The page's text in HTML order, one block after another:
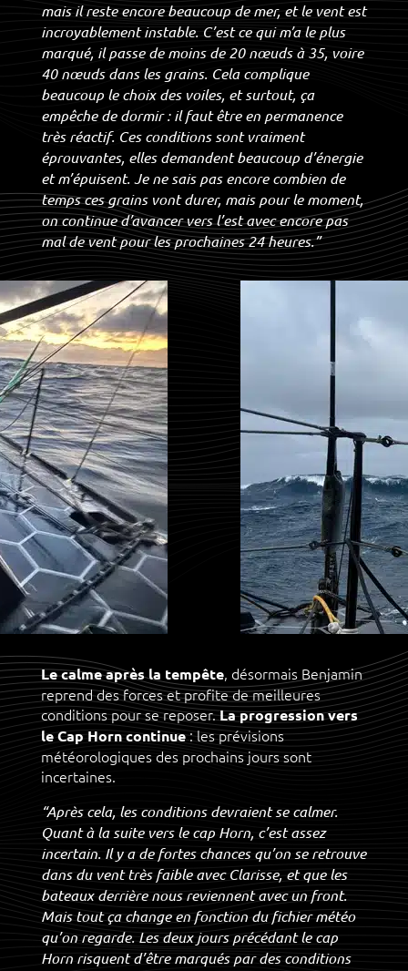
mais il reste encore beaucoup de mer, et le vent est
incroyablement instable. C’est ce qui m’a le plus
marqué, il passe de moins de 20 nœuds à 35, voire
40 nœuds dans les grains. Cela complique
beaucoup le choix des voiles, et surtout, ça
empêche de dormir : il faut être en permanence
très réactif. Ces conditions sont vraiment
éprouvantes, elles demandent beaucoup d’énergie
et m’épuisent. Je ne sais pas encore combien de
temps ces grains vont durer, mais pour le moment,
on continue d’avancer vers l’est avec encore pas
mal de vent pour les prochaines 24 heures.”
Le calme après la tempête, désormais Benjamin
reprend des forces et profite de meilleures
conditions pour se reposer.La progression vers
le Cap Horn continue: les prévisions
météorologiques des prochains jours sont
incertaines.
“Après cela, les conditions devraient se calmer.
Quant à la suite vers le cap Horn, c’est assez
incertain. Il y a de fortes chances qu’on se retrouve
dans du vent très faible avec Clarisse, et que les
bateaux derrière nous reviennent avec un front.
Mais tout ça change en fonction du fichier météo
qu’on regarde. Les deux jours précédant le cap
Horn risquent d’être marqués par des conditions